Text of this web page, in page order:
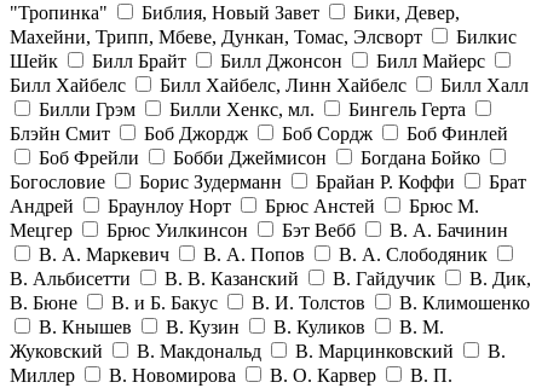
"Тропинка" Библия, Новый Завет
Бики, Девер,
Махейни, Трипп, Мбеве, Дункан, Томас, Элсворт
Билкис
Шейк
Билл Брайт Билл Джонсон
Билл Майерс
Билл Хайбелс
Билл Хайбелс, Линн Хайбелс
Билл Халл
Билли Грэм
Билли Хенкс, мл.
Бингель Герта
Блэйн Смит
Боб Джордж Боб Сордж
Боб Финлей
Боб Фрейли
Бобби Джеймисон
Богдана Бойко
Богословие
Борис Зудерманн Брайан Р. Коффи
Брат
Андрей
Браунлоу Норт Брюс Анстей
Брюс М.
Мецгер
Брюс Уилкинсон Бэт Вебб
В. А. Бачинин
В. А. Маркевич
В. А. Попов
В. А. Слободяник
В. Альбисетти
В. В. Казанский В. Гайдучик
В. Дик,
В. Бюне
В. и Б. Бакус В. И. Толстов
В. Климошенко
В. Кнышев
В. Кузин В. Куликов
В. М.
Жуковский
В. Макдональд В. Марцинковский
В.
Миллер
В. Новомирова В. О. Карвер
В. П.